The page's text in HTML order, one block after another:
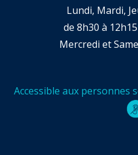
Lundi, Mardi,
de 8h30 à
Mercredi et
Accessible aux personnes